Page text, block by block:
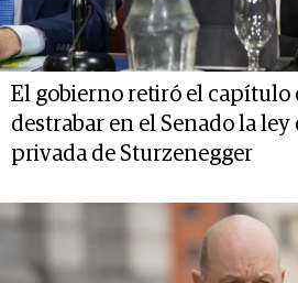
El gobierno retiró el capítulo
destrabar en el Senado la
privada de Sturzenegger